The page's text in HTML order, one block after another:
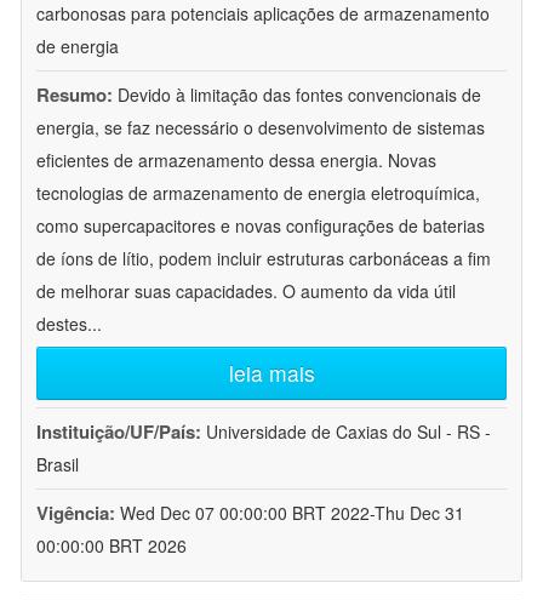
carbonosas para potenciais aplicações de armazenamento
de energia
Resumo: Devido à limitação das fontes convencionais de
energia, se faz necessário o desenvolvimento de sistemas
eficientes de armazenamento dessa energia. Novas
tecnologias de armazenamento de energia eletroquímica,
como supercapacitores e novas configurações de baterias
de íons de lítio, podem incluir estruturas carbonáceas a fim
de melhorar suas capacidades. O aumento da vida útil
destes...
leia mais
Instituição/UF/País: Universidade de Caxias do Sul - RS -
Brasil
Vigência: Wed Dec 07 00:00:00 BRT 2022-Thu Dec 31
00:00:00 BRT 2026